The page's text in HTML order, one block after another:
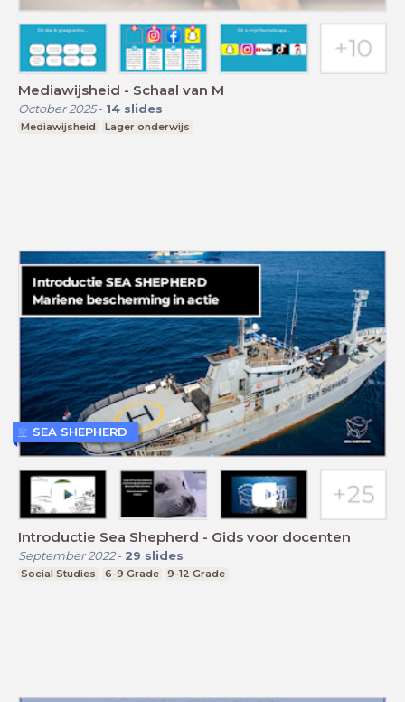
Mediawijsheid - Schaal van M
October 2025- 14 slides
Mediawijsheid Lager onderwijs
Introductie Sea Shepherd - Gids voor docenten
September 2022- 29 slides
Social Studies 6-9 Grade 9-12 Grade
SEA SHEPHERD